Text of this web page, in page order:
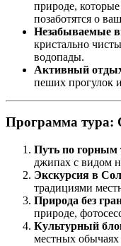
природе,
позаботятся о
Незабываемые
кристально
водопады.
Активный
пеших прогулок
Программа тура:
Путь по горным
джипах с видом
Экскурсия в
традициями
Природа без
природе,
Культурный
местных обычаях